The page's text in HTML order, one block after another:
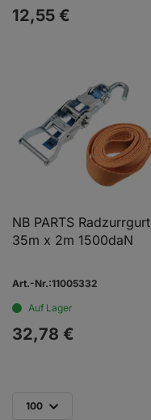
12,55 €
NB PARTS Radzurrgurt
35m x 2m 1500daN
Art.-Nr.:11005332
Auf Lager
32,78 €
100